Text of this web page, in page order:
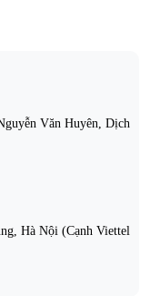
Văn Huyên, Dịch
Hà Nội (Cạnh Viettel